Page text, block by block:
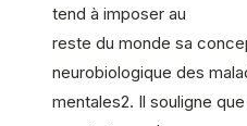
tend à imposer au
reste du monde sa
neurobiologique des
mentales2. Il souligne